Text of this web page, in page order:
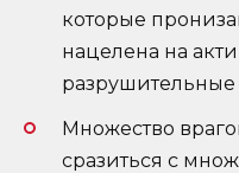
которые
нацелена на
разрушительные
Множество
сразиться с